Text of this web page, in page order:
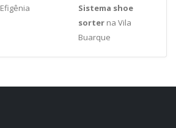
Efigênia
Sistema shoe
sorterna Vila
Buarque